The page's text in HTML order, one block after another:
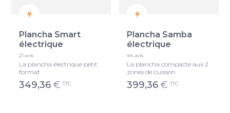
Plancha Smart
électrique
21 avis
La plancha électrique petit
format
349,36 € TTC
Plancha Samba
électrique
44 avis
La plancha compacte aux 2
zones de cuisson
399,36 € TTC